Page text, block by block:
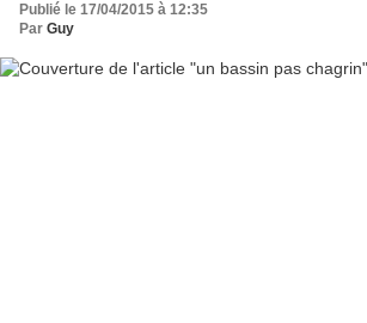
Publié le 17/04/2015 à 12:35
Par Guy